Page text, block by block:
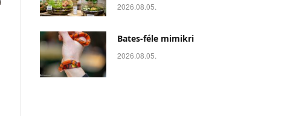
2026.08.05.
Bates-féle mimikri
2026.08.05.